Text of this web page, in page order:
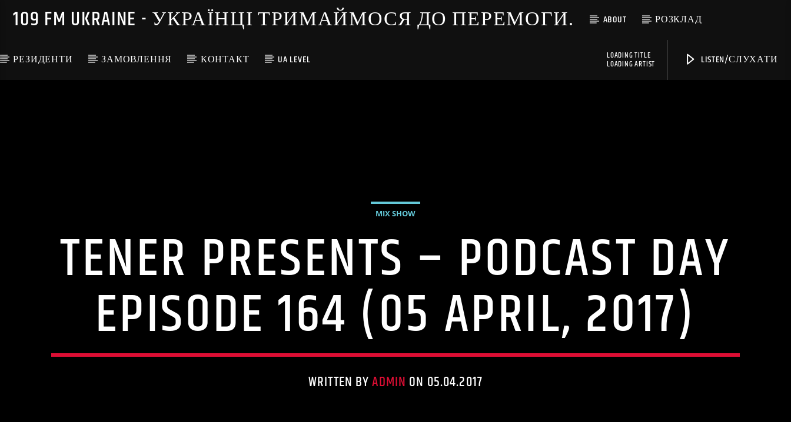
109 FM UKRAINE - УКРАЇНЦІ ТРИМАЙМОСЯ ДО ПЕРЕМОГИ. ABOUT РОЗКЛАД
РЕЗИДЕНТИ ЗАМОВЛЕННЯ КОНТАКТ UA LEVEL LISTEN/СЛУХАТИ
LOADING TITLE
LOADING ARTIST
MIX SHOW
TENER PRESENTS – PODCAST DAY
EPISODE 164 (05 APRIL, 2017)
WRITTEN BYADMIN ON 05.04.2017